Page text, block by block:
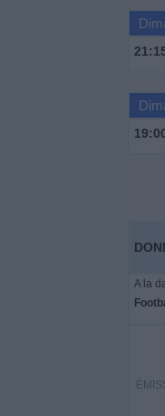
A la